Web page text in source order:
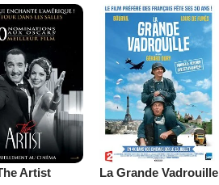
Artist La Grande Vadrouille